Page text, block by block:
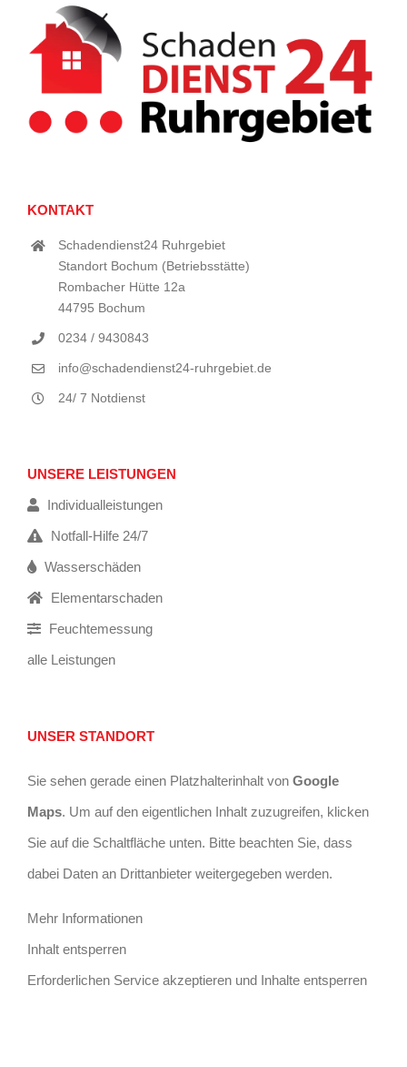
KONTAKT
Schadendienst24 Ruhrgebiet
Standort Bochum (Betriebsstätte)
Rombacher Hütte 12a
44795 Bochum
0234 / 9430843
info@schadendienst24-ruhrgebiet.de
24/ 7 Notdienst
UNSERE LEISTUNGEN
Individualleistungen
Notfall-Hilfe 24/7
Wasserschäden
Elementarschaden
Feuchtemessung
alle Leistungen
UNSER STANDORT
Sie sehen gerade einen Platzhalterinhalt von Google
Maps. Um auf den eigentlichen Inhalt zuzugreifen, klicken
Sie auf die Schaltfläche unten. Bitte beachten Sie, dass
dabei Daten an Drittanbieter weitergegeben werden.
Mehr Informationen
Inhalt entsperren
Erforderlichen Service akzeptieren und Inhalte entsperren